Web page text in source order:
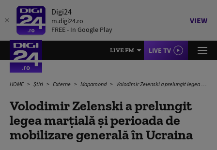
Digi24
m.digi24.ro
FREE - In Google Play
VIEW
LIVE FM LIVE TV
HOME Știri Externe Mapamond Volodimir Zelenski a prelungit legea marțială și perioada de mobilizare generală în Ucraina
Volodimir Zelenski a prelungit
legea marțială și perioada de
mobilizare generală în Ucraina